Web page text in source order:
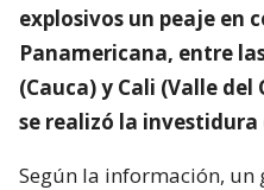
explosivos un peaje en
Panamericana, entre
(Cauca) y Cali (Valle
se realizó la investidura
Según la información,